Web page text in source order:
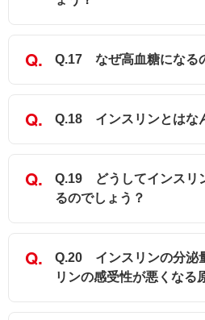
Q.17 なぜ高血糖になる
Q.18 インスリンとはな
Q.19 どうしてインスリ
るのでしょう？
Q.20 インスリンの分泌
リンの感受性が悪くなる